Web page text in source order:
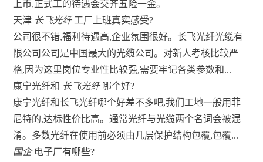
上市,正式工的待遇会交齐五险一金。
天津 长飞光纤 工厂上班真实感受?
公司很不错,福利待遇高,企业氛围很好。长飞光纤光缆有
限公司公司是中国最大的光缆公司。对新人考核比较严
格,因为这里岗位专业性比较强,需要牢记各类参数和...
康宁光纤和 长飞光纤 哪个好?
康宁光纤和长飞光纤哪个好差不多吧,我们工地一般用菲
尼特的,达标性价比高。通常光纤与光缆两个名词会被混
淆。多数光纤在使用前必须由几层保护结构包覆,包覆...
国企 电子厂有哪些?